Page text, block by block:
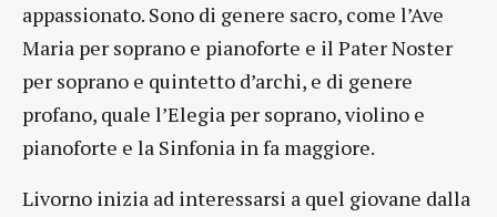
appassionato. Sono di genere sacro, come l’Ave
Maria per soprano e pianoforte e il Pater Noster
per soprano e quintetto d’archi, e di genere
profano, quale l’Elegia per soprano, violino e
pianoforte e la Sinfonia in fa maggiore.
Livorno inizia ad interessarsi a quel giovane dalla